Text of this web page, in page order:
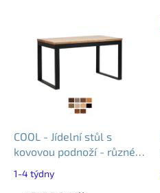
COOL - Jídelní stůl s
kovovou podnoží - různé
1-4 týdny